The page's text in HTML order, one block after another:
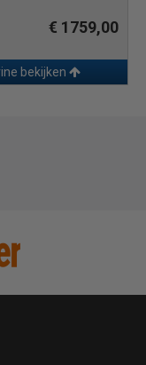
€ 1759,00
bekijken